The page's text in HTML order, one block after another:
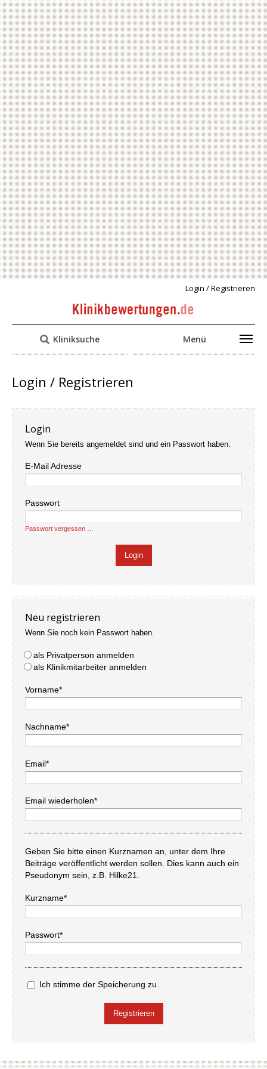
Login / Registrieren
Kliniksuche Menü
Login / Registrieren
Login
Wenn Sie bereits angemeldet sind und ein Passwort haben.
E-Mail Adresse
Passwort
Passwort vergessen …
Neu registrieren
Wenn Sie noch kein Passwort haben.
als Privatperson anmelden
als Klinikmitarbeiter anmelden
Vorname*
Nachname*
Email*
Email wiederholen*
Geben Sie bitte einen Kurznamen an, unter dem Ihre
Beiträge veröffentlicht werden sollen. Dies kann auch ein
Pseudonym sein, z.B. Hilke21.
Kurzname*
Passwort*
Ich stimme der Speicherung zu.